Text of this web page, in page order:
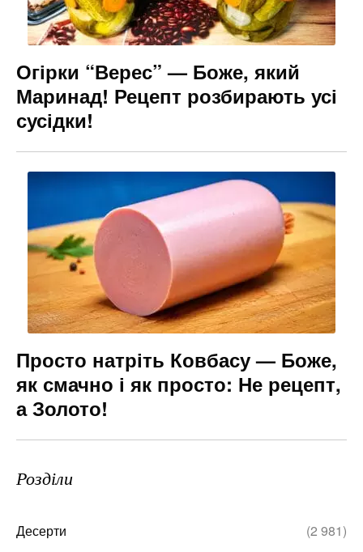
Огірки “Верес” — Боже, який
Маринад! Рецепт розбирають усі
сусідки!
Просто натріть Ковбасу — Боже,
як смачно і як просто: Не рецепт,
а Золото!
Розділи
Десерти (2 981)